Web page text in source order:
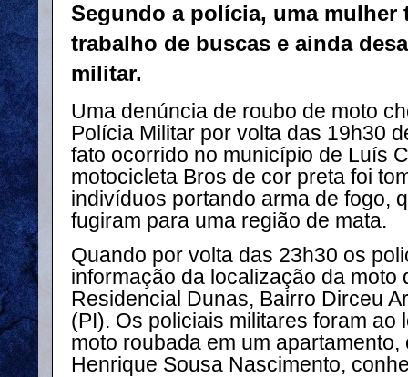
Segundo a polícia, uma mulher
trabalho de buscas e ainda
militar.
Uma denúncia de roubo de moto
Polícia Militar por volta das 19h30
fato ocorrido no município de Luís
motocicleta Bros de cor preta foi
indivíduos portando arma de fogo,
fugiram para uma região de mata.
Quando por volta das 23h30 os
informação da localização da moto
Residencial Dunas, Bairro Dirceu
(PI). Os policiais militares foram ao
moto roubada em um
Henrique Sousa Nascimento,